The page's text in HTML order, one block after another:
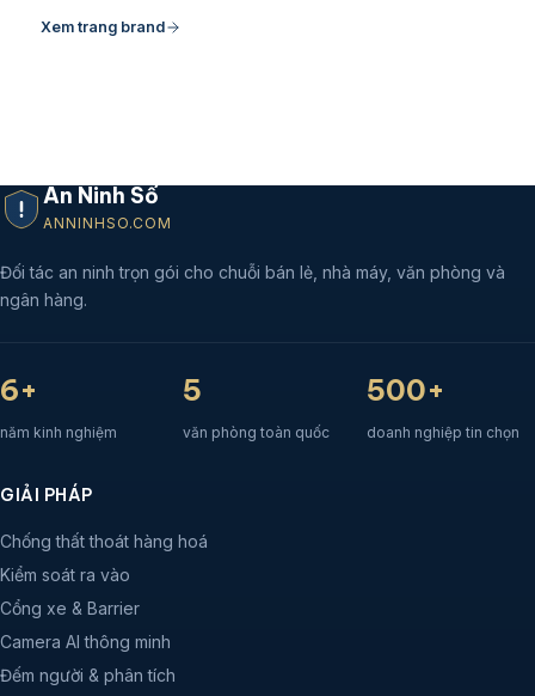
Xem trang brand
An Ninh Số
ANNINHSO.COM
Đối tác an ninh trọn gói cho chuỗi bán lẻ, nhà máy, văn phòng và
ngân hàng.
6+
năm kinh nghiệm
5
văn phòng toàn quốc
500+
doanh nghiệp tin chọn
GIẢI PHÁP
Chống thất thoát hàng hoá
Kiểm soát ra vào
Cổng xe & Barrier
Camera AI thông minh
Đếm người & phân tích